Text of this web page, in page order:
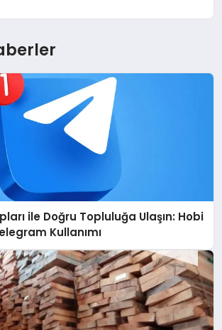
ile Doğru Topluluğa Ulaşın: Hobi
Kullanımı